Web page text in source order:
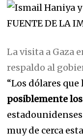
FUENTE DE LA
La visita a Gaza
respaldo al
“Los dólares
posiblemente
muy de cerca